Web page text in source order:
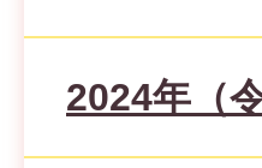
2024年（